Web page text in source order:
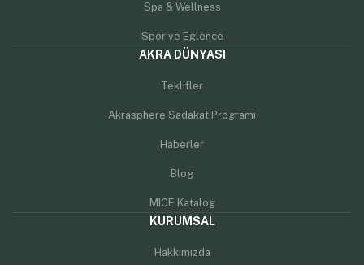
Spa & Wellness
Spor ve Eğlence
AKRA DÜNYASI
Teklifler
Akrasphere Sadakat Programı
Haberler
Blog
MICE Katalog
KURUMSAL
Hakkımızda